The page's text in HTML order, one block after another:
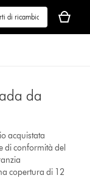
carrello
è
da
acquistata
di conformità del
copertura di 12